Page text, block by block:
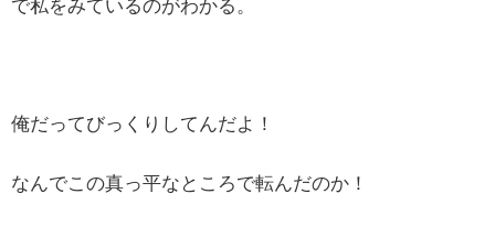
で私をみているのがわかる。
俺だってびっくりしてんだよ！
なんでこの真っ平なところで転んだのか！